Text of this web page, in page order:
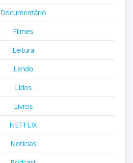
Documentário
Filmes
Leitura
Lendo
Lidos
Livros
NETFLIX
Notícias